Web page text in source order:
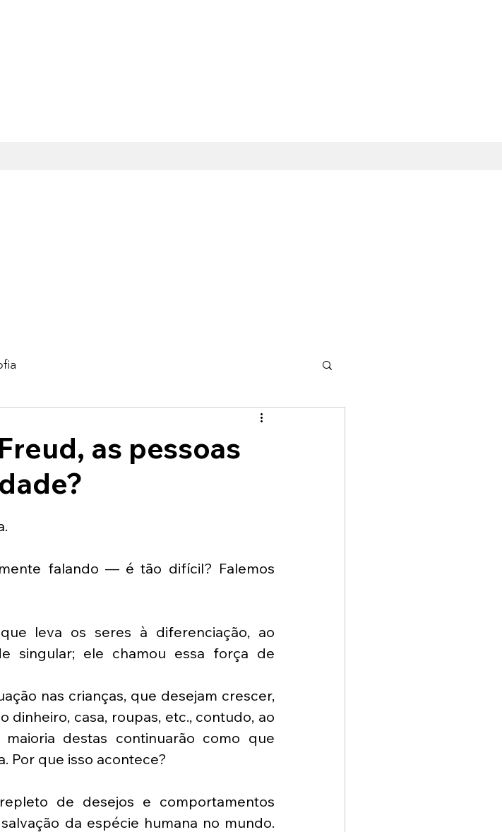
as pessoas
falando — é tão difícil? Falemos
leva os seres à diferenciação, ao
singular; ele chamou essa força de
nas crianças, que desejam crescer,
casa, roupas, etc., contudo, ao
destas continuarão como que
Por que isso acontece?
de desejos e comportamentos
da espécie humana no mundo.